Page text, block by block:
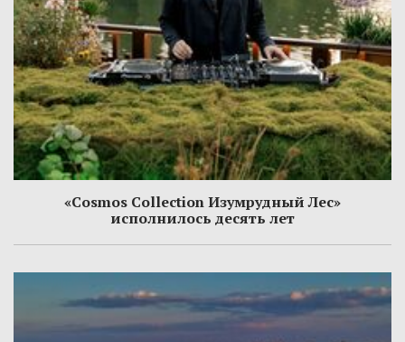
«Cosmos Collection Изумрудный Лес»
исполнилось десять лет